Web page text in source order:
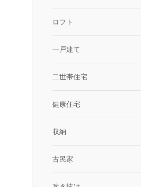
ロフト
一戸建て
二世帯住宅
健康住宅
収納
古民家